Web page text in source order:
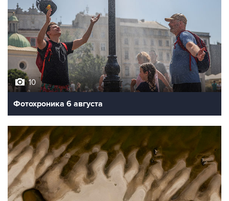
10
Фотохроника 6 августа